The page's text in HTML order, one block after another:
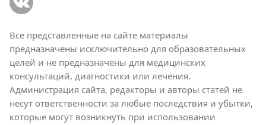
Все представленные на сайте материалы
предназначены исключительно для образовательных
целей и не предназначены для медицинских
консультаций, диагностики или лечения.
Администрация сайта, редакторы и авторы статей не
несут ответственности за любые последствия и убытки,
которые могут возникнуть при использовании